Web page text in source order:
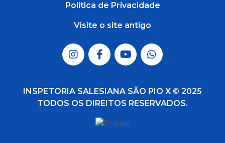
Politica de Privacidade
Visite o site antigo
INSPETORIA SALESIANA SÃO PIO X © 2025
TODOS OS DIREITOS RESERVADOS.